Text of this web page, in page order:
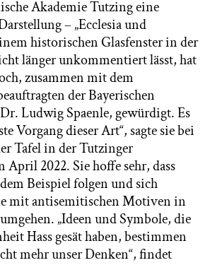
Akademie Tutzing eine
– „Ecclesia und
historischen Glasfenster in der
länger unkommentiert lässt, hat
zusammen mit dem
der Bayerischen
Ludwig Spaenle, gewürdigt. Es
Vorgang dieser Art“, sagte sie bei
Tafel in der Tutzinger
April 2022. Sie hoffe sehr, dass
Beispiel folgen und sich
mit antisemitischen Motiven in
„Ideen und Symbole, die
Hass gesät haben, bestimmen
mehr unser Denken“, findet